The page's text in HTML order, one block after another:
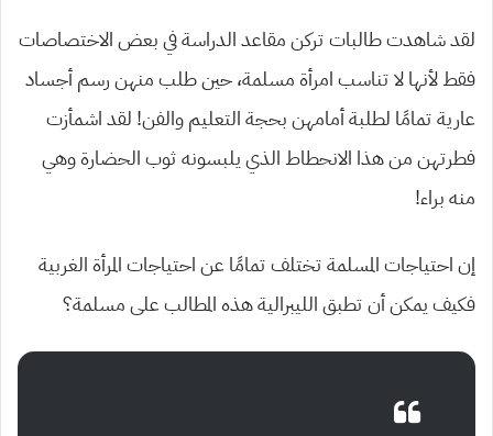
لقد شاهدت طالبات تركن مقاعد الدراسة في بعض الاختصاصات
فقط لأنها لا تناسب امرأة مسلمة، حين طلب منهن رسم أجساد
عارية تمامًا لطلبة أمامهن بحجة التعليم والفن! لقد اشمأزت
فطرتهن من هذا الانحطاط الذي يلبسونه ثوب الحضارة وهي
منه براء!
إن احتياجات المسلمة تختلف تمامًا عن احتياجات المرأة الغربية
فكيف يمكن أن تطبق الليبرالية هذه المطالب على مسلمة؟